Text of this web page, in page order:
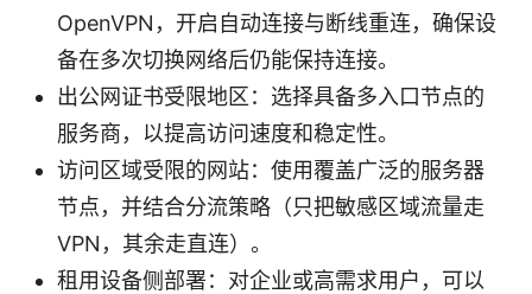
OpenVPN，开启自动连接与断线重连，确保设
备在多次切换网络后仍能保持连接。
出公网证书受限地区：选择具备多入口节点的
服务商，以提高访问速度和稳定性。
访问区域受限的网站：使用覆盖广泛的服务器
节点，并结合分流策略（只把敏感区域流量走
VPN，其余走直连）。
租用设备侧部署：对企业或高需求用户，可以